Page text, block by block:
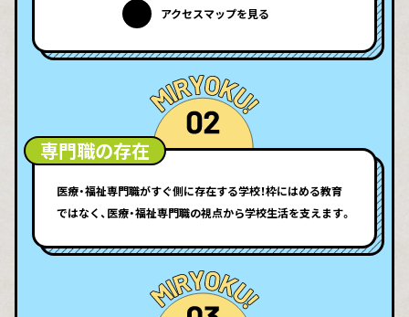
アクセスマップを見る
専門職の存在
医療・福祉専門職がすぐ側に存在する学校！枠にはめる教育
ではなく、医療・福祉専門職の視点から学校生活を支えます。